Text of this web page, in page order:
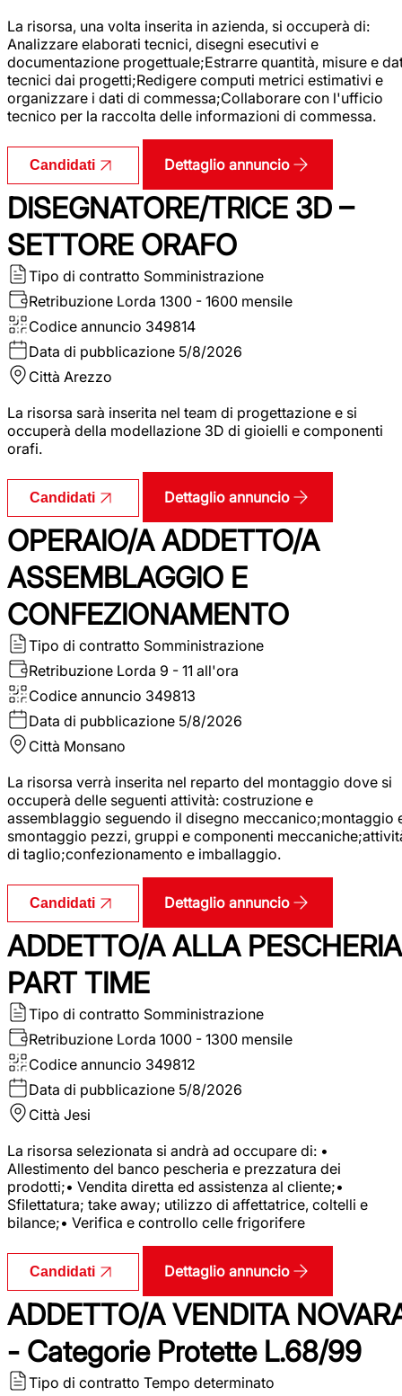
La risorsa, una volta inserita in azienda, si occuperà di:
Analizzare elaborati tecnici, disegni esecutivi e
documentazione progettuale;Estrarre quantità, misure e
tecnici dai progetti;Redigere computi metrici estimativi e
organizzare i dati di commessa;Collaborare con l'ufficio
tecnico per la raccolta delle informazioni di commessa.
Candidati Dettaglio annuncio
DISEGNATORE/TRICE 3D –
SETTORE ORAFO
Tipo di contratto Somministrazione
Retribuzione Lorda 1300 - 1600 mensile
Codice annuncio 349814
Data di pubblicazione 5/8/2026
Città Arezzo
La risorsa sarà inserita nel team di progettazione e si
occuperà della modellazione 3D di gioielli e componenti
orafi.
Candidati Dettaglio annuncio
OPERAIO/A ADDETTO/A
ASSEMBLAGGIO E
CONFEZIONAMENTO
Tipo di contratto Somministrazione
Retribuzione Lorda 9 - 11 all'ora
Codice annuncio 349813
Data di pubblicazione 5/8/2026
Città Monsano
La risorsa verrà inserita nel reparto del montaggio dove si
occuperà delle seguenti attività: costruzione e
assemblaggio seguendo il disegno meccanico;montaggio
smontaggio pezzi, gruppi e componenti
di taglio;confezionamento e imballaggio.
Candidati Dettaglio annuncio
ADDETTO/A ALLA PESCHERIA
PART TIME
Tipo di contratto Somministrazione
Retribuzione Lorda 1000 - 1300 mensile
Codice annuncio 349812
Data di pubblicazione 5/8/2026
Città Jesi
La risorsa selezionata si andrà ad occupare di: •
Allestimento del banco pescheria e prezzatura dei
prodotti;• Vendita diretta ed assistenza al cliente;•
Sfilettatura; take away; utilizzo di affettatrice, coltelli e
bilance;• Verifica e controllo celle frigorifere
Candidati Dettaglio annuncio
ADDETTO/A VENDITA
- Categorie Protette L.68/99
Tipo di contratto Tempo determinato